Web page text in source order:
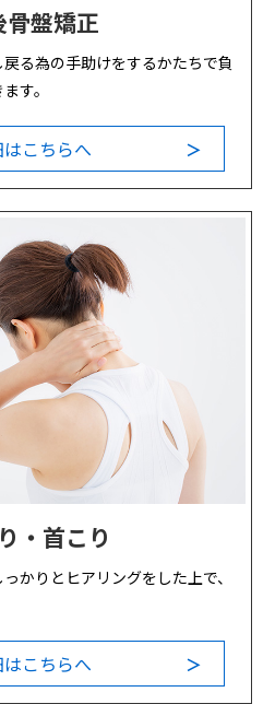
骨盤矯正
る為の手助けをするかたちで負
す。
こちらへ ＞
・首こり
かりとヒアリングをした上で、
こちらへ ＞